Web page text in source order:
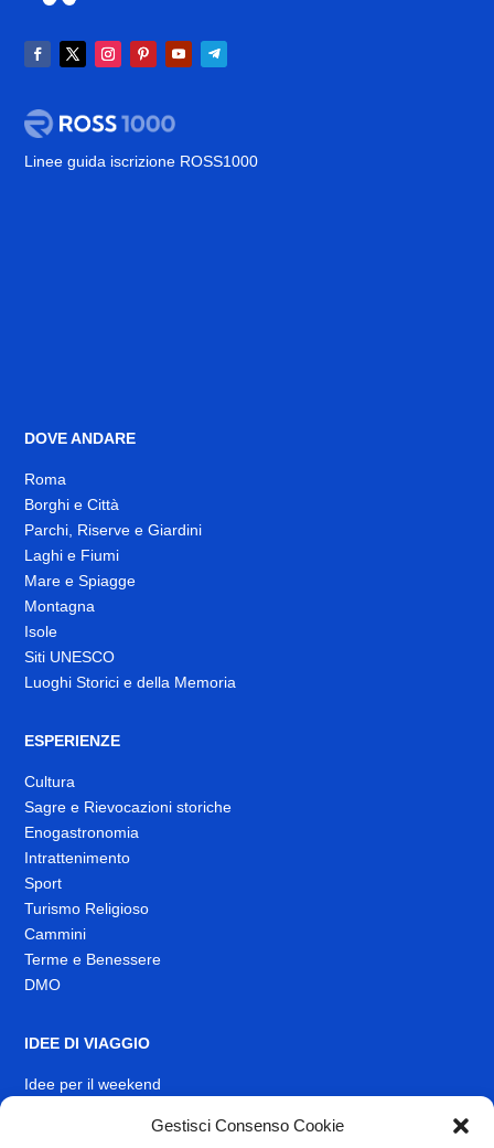
Gestisci Consenso Cookie
Linee guida iscrizione ROSS1000
DOVE ANDARE
Roma
Borghi e Città
Parchi, Riserve e Giardini
Laghi e Fiumi
Mare e Spiagge
Montagna
Isole
Siti UNESCO
Luoghi Storici e della Memoria
ESPERIENZE
Cultura
Sagre e Rievocazioni storiche
Enogastronomia
Intrattenimento
Sport
Turismo Religioso
Cammini
Terme e Benessere
DMO
IDEE DI VIAGGIO
Idee per il weekend